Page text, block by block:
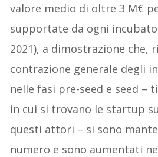
valore medio di oltre 3 M€
supportate da ogni
2021), a dimostrazione che,
contrazione generale degli
nelle fasi pre-seed e seed –
in cui si trovano le startup
questi attori – si sono
numero e sono aumentati